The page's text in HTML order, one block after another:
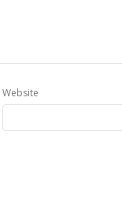
Website